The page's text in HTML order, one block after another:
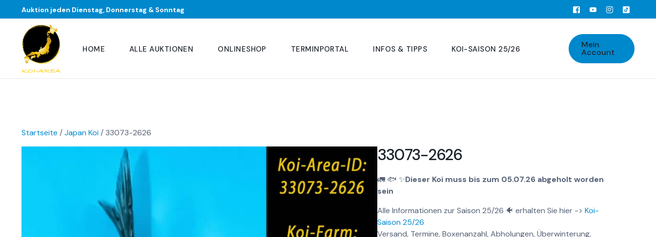
Auktion jeden Dienstag, Donnerstag & Sonntag
HOME ALLE AUKTIONEN ONLINESHOP TERMINPORTAL INFOS & TIPPS KOI-SAISON 25/26 Mein
Account
Startseite /Japan Koi/ 33073-2626
33073-2626
🚛 🐟 ✨Dieser Koi muss bis zum 05.07.26 abgeholt worden
sein
Alle Informationen zur Saison 25/26 🐠 erhalten Sie hier -> Koi-
Saison 25/26
Versand, Termine, Boxenanzahl, Abholungen, Überwinterung,